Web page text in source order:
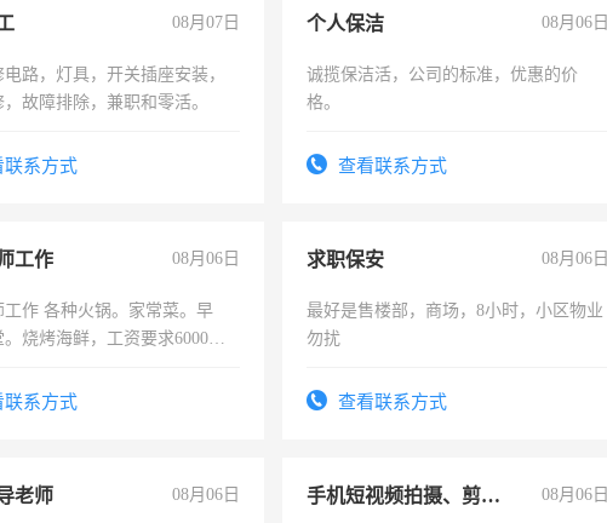
08月07日
路，灯具，开关插座安装，
故障排除，兼职和零活。
联系方式
个人保洁 08月06日
诚揽保洁活，公司的标准，优惠的价
格。
查看联系方式
工作 08月06日
工作 各种火锅。家常菜。早
。烧烤海鲜，工资要求6000以
联系方式
求职保安 08月06日
最好是售楼部，商场，8小时，小区物业
勿扰
查看联系方式
老师 08月06日 手机短视频拍摄、剪辑、抖音快手 08月06日